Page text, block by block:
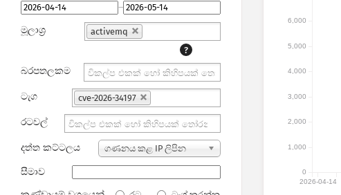
–
මූලාශ්‍ර
activemq
?
බරපතලකම
ටැග cve-2026-34197
රටවල්
දත්ත කට්ටලය ගණනය කළ IP ලිපින
සීමාව
2026-04-14
0
1,000
2,000
3,000
4,000
5,000
6,000